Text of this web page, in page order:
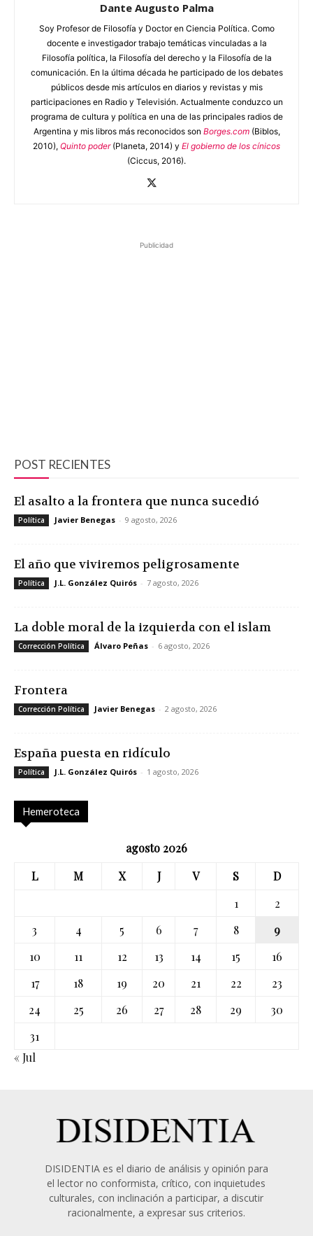
Dante Augusto Palma
Soy Profesor de Filosofía y Doctor en Ciencia Política. Como
docente e investigador trabajo temáticas vinculadas a la
Filosofía política, la Filosofía del derecho y la Filosofía de la
comunicación. En la última década he participado de los debates
públicos desde mis artículos en diarios y revistas y mis
participaciones en Radio y Televisión. Actualmente conduzco un
programa de cultura y política en una de las principales radios de
Argentina y mis libros más reconocidos son Borges.com(Biblos,
2010), Quinto poder(Planeta, 2014) y El gobierno de los cínicos
(Ciccus, 2016).
Publicidad
POST RECIENTES
El asalto a la frontera que nunca sucedió
Política Javier Benegas - 9 agosto, 2026
El año que viviremos peligrosamente
Política J.L. González Quirós - 7 agosto, 2026
La doble moral de la izquierda con el islam
Corrección Política Álvaro Peñas - 6 agosto, 2026
Frontera
Corrección Política Javier Benegas - 2 agosto, 2026
España puesta en ridículo
Política J.L. González Quirós - 1 agosto, 2026
Hemeroteca
agosto 2026
L
M X J V S
D
1
2
3
4 5 6 7 8
9
10
11 12 13 14 15
16
17
18 19 20 21 22
23
24
25 26 27 28 29
30
31
« Jul
DISIDENTIA es el diario de análisis y opinión para
el lector no conformista, crítico, con inquietudes
culturales, con inclinación a participar, a discutir
racionalmente, a expresar sus criterios.